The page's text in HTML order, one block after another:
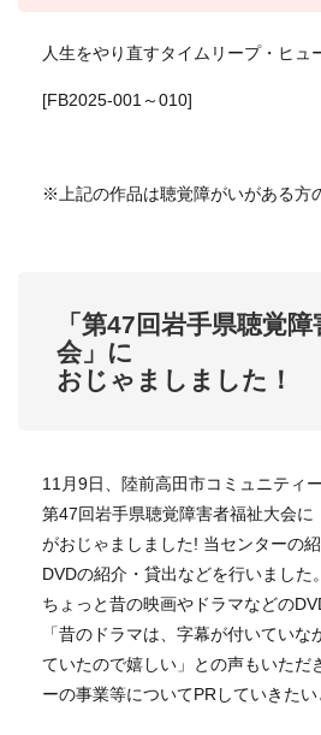
人生をやり直すタイムリープ・ヒュ
[FB2025-001～010]
※上記の作品は聴覚障がいがある方
「第47回岩手県聴覚
会」に
おじゃましました！
11月9日、陸前高田市コミュニティ
第47回岩手県聴覚障害者福祉大会に
がおじゃましました! 当センターの
DVDの紹介・貸出などを行いました。
ちょっと昔の映画やドラマなどの
「昔のドラマは、字幕が付いてい
ていたので嬉しい」との声もいただ
ーの事業等についてPRしていきたい